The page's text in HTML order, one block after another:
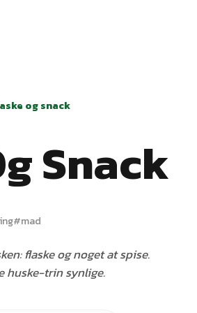
og snack
Snack
#mad
flaske og noget at spise.
huske-trin synlige.